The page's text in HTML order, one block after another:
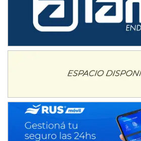
Hugo "Gato" Molini (Tierra)
Nogoyá (Entre Ríos)
RIOJANO - F6
La Rioja (La Rioja)
PROKART NEUQUINO - F6
CENTRO BONAERENSE - F6
25 de Mayo (Buenos Aires)